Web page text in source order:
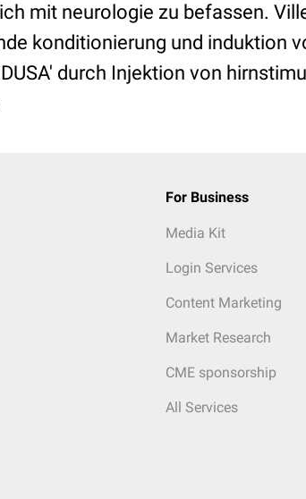
mit neurologie zu befassen.
konditionierung und induktion
durch Injektion von
For Business
Media Kit
Login Services
Content Marketing
Market Research
CME sponsorship
All Services